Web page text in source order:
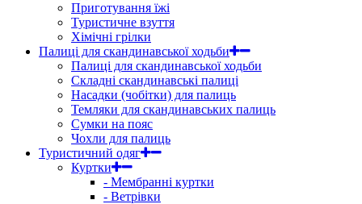
Приготування їжі
Туристичне взуття
Хімічні грілки
Палиці для скандинавської ходьби
Палиці для скандинавської ходьби
Складні скандинавські палиці
Насадки (чобітки) для палиць
Темляки для скандинавських палиць
Сумки на пояс
Чохли для палиць
Туристичний одяг
Куртки
- Мембранні куртки
- Ветрівки